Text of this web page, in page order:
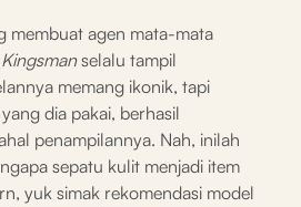
membuat agen mata-mata
Kingsmanselalu tampil
memang ikonik, tapi
dia pakai, berhasil
penampilannya. Nah, inilah
sepatu kulit menjadi item
yuk simak rekomendasi model